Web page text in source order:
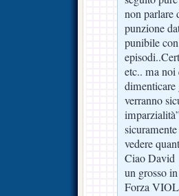
non parlare
punzione
punibile
etc.. ma noi
dimenticare
verranno
vedere
Ciao David
un grosso
Forza